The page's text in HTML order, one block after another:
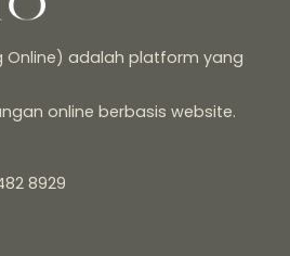
Online) adalah platform yang
online berbasis website.
8929